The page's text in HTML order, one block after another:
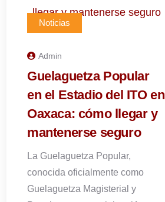
Noticias
Admin
Guelaguetza Popular
en el Estadio del ITO en
Oaxaca: cómo llegar y
mantenerse seguro
La Guelaguetza Popular,
conocida oficialmente como
Guelaguetza Magisterial y